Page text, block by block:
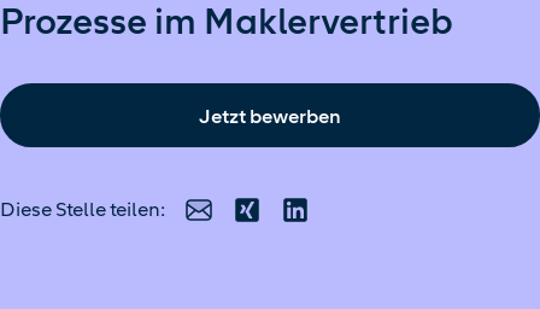
Prozesse im Maklervertrieb
Jetzt bewerben
Diese Stelle teilen:
E-MailXing LinkedIn